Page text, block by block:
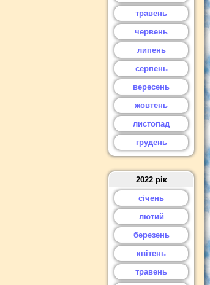
травень
червень
липень
серпень
вересень
жовтень
листопад
грудень
2022 рік
січень
лютий
березень
квітень
травень